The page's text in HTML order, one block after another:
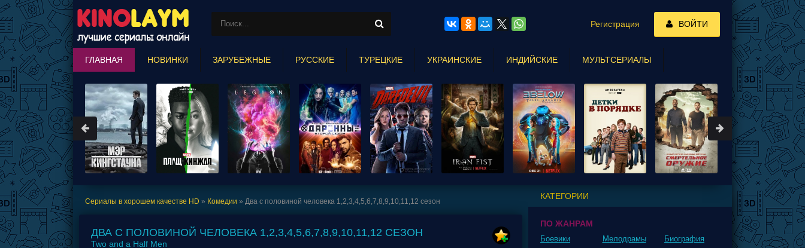
Сериалы в хорошем качестве HD » Комедии » Два с половиной человека 1,2,3,4,5,6,7,8,9,10,11,12 сезон
ДВА С ПОЛОВИНОЙ ЧЕЛОВЕКА 1,2,3,4,5,6,7,8,9,10,11,12 СЕЗОН
Two and a Half Men
КАТЕГОРИИ
ПО ЖАНРАМ
Боевики
Мелодрамы
Биография
Регистрация ВОЙТИ
ГЛАВНАЯ НОВИНКИ ЗАРУБЕЖНЫЕ РУССКИЕ ТУРЕЦКИЕ УКРАИНСКИЕ ИНДИЙСКИЕ МУЛЬТСЕРИАЛЫ
MARVEL COMICS